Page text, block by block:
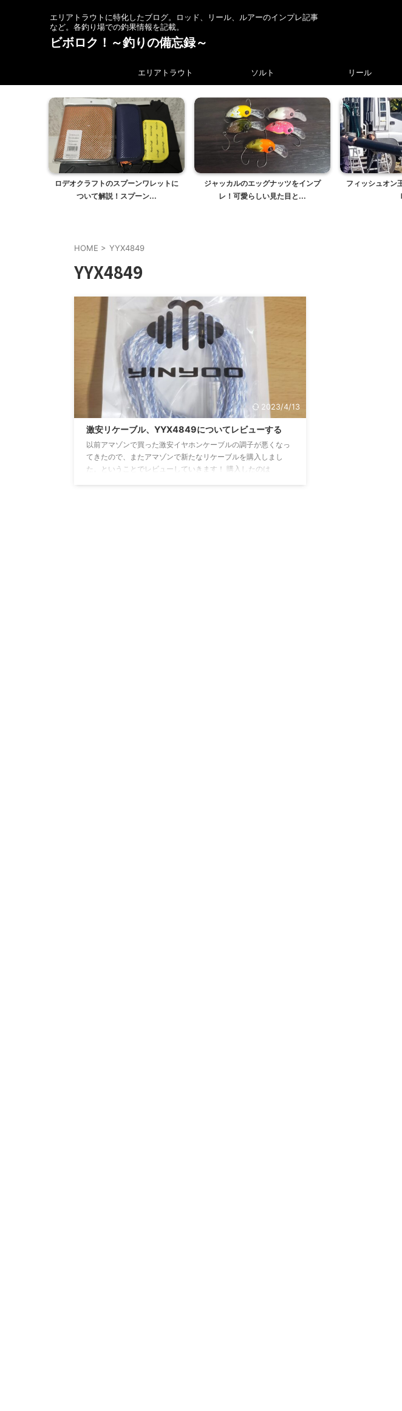
エリアトラウトに特化したブログ。ロッド、リール、ルアーのインプレ記事
など。各釣り場での釣果情報を記載。
ビボロク！～釣りの備忘録～
エリアトラウト ソルト リール
ロデオクラフトのスプーンワレットに
ついて解説！スプーン...
ジャッカルのエッグナッツをインプ
レ！可愛らしい見た目と...
フィッシュオン
HOME > YYX4849
YYX4849
2023/4/13
激安リケーブル、YYX4849についてレビューする
以前アマゾンで買った激安イヤホンケーブルの調子が悪くなっ
てきたので、またアマゾンで新たなリケーブルを購入しまし
た。ということでレビューしていきます！ 購入したのは